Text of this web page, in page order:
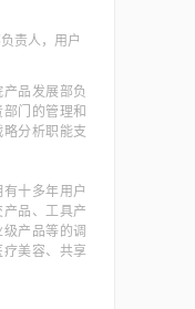
责人，用户
品发展部负
门的管理和
分析职能支
十多年用户
品、工具产
产品等的调
美容、共享